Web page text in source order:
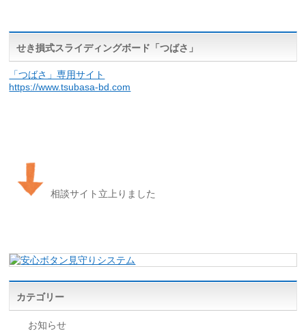
せき損式スライディングボード「つばさ」
「つばさ」専用サイト
https://www.tsubasa-bd.com
相談サイト立上りました
カテゴリー
お知らせ